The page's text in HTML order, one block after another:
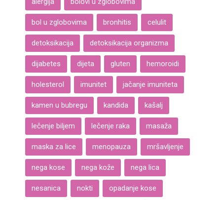
bol u zglobovima bronhitis celulit
detoksikacija detoksikacija organizma
dijabetes dijeta gluten hemoroidi
holesterol imunitet jačanje imuniteta
kamen u bubregu kandida kašalj
lečenje biljem lečenje raka masaža
maska za lice menopauza mršavljenje
nega kose nega kože nega lica
nesanica nokti opadanje kose